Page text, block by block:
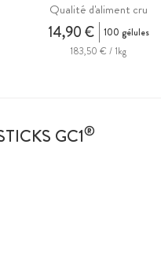
Qualité d'aliment cru
14,90 €
100 gélules
183,50 € / 1kg
GC1®